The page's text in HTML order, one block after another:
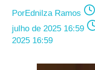
PorEdnilza Ramos
julho de 2025 16:59
2025 16:59